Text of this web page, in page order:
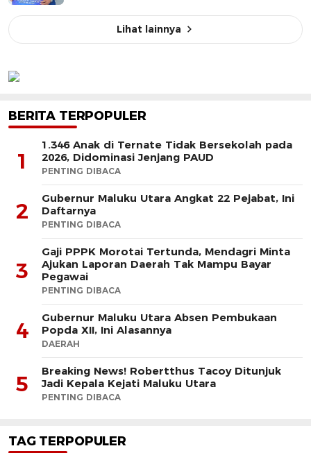
Lihat lainnya
BERITA TERPOPULER
1
1.346 Anak di Ternate Tidak Bersekolah pada
2026, Didominasi Jenjang PAUD
PENTING DIBACA
2
Gubernur Maluku Utara Angkat 22 Pejabat, Ini
Daftarnya
PENTING DIBACA
3
Gaji PPPK Morotai Tertunda, Mendagri Minta
Ajukan Laporan Daerah Tak Mampu Bayar
Pegawai
PENTING DIBACA
4
Gubernur Maluku Utara Absen Pembukaan
Popda XII, Ini Alasannya
DAERAH
5
Breaking News! Robertthus Tacoy Ditunjuk
Jadi Kepala Kejati Maluku Utara
PENTING DIBACA
TAG TERPOPULER